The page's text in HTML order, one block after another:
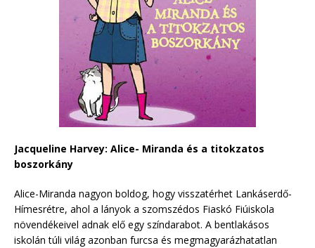
Jacqueline Harvey: Alice- Miranda és a titokzatos
boszorkány
Alice-Miranda nagyon boldog, hogy visszatérhet Lankáserdő-
Hímesrétre, ahol a lányok a szomszédos Fiaskó Fiúiskola
növendékeivel adnak elő egy színdarabot. A bentlakásos
iskolán túli világ azonban furcsa és megmagyarázhatatlan